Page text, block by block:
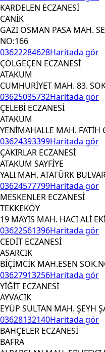
KARDELEN ECZANESİ
CANİK
GAZI OSMAN PASA MAH.
NO:166
03622284628Haritada gör
ÇÖLGEÇEN ECZANESİ
ATAKUM
CUMHURİYET MAH. 83.
03625035732Haritada gör
ÇELEBİ ECZANESİ
ATAKUM
YENİMAHALLE MAH. FATİH
03624393399Haritada gör
ÇAKIRLAR ECZANESİ
ATAKUM SAYFİYE
YALI MAH. ATATÜRK
03624577799Haritada gör
MESKENLER ECZANESİ
TEKKEKÖY
19 MAYIS MAH. HACI ALİ
03622561396Haritada gör
CEDİT ECZANESİ
ASARCIK
BİÇİMCİK MAH.ESEN
03627913256Haritada gör
YİĞİT ECZANESİ
AYVACIK
EYÜP SULTAN MAH. ŞEYH
03628132140Haritada gör
BAHÇELER ECZANESİ
BAFRA